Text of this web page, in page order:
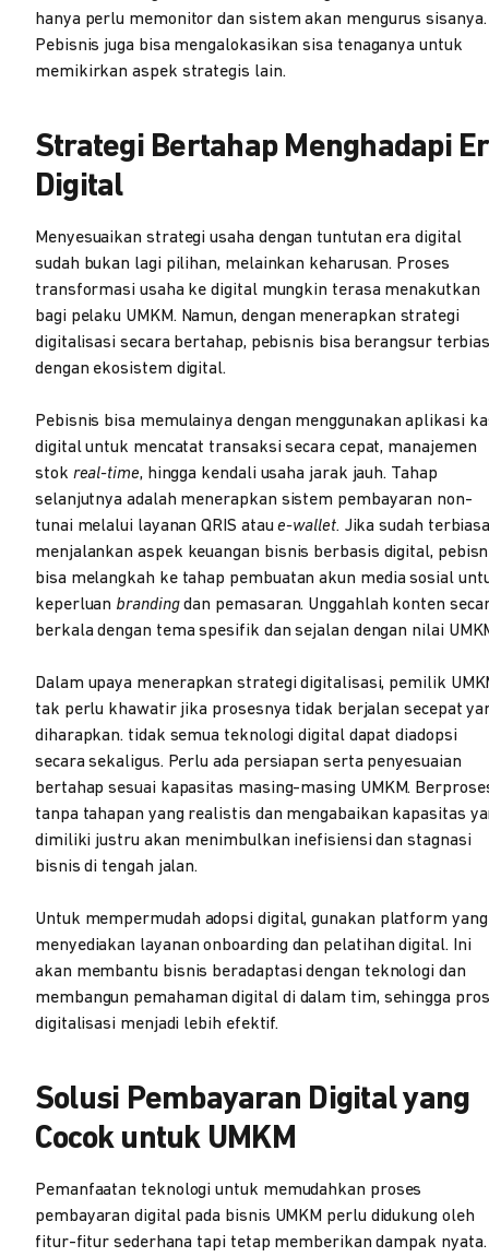
hanya perlu memonitor dan sistem akan mengurus sisanya.
Pebisnis juga bisa mengalokasikan sisa tenaganya untuk
memikirkan aspek strategis lain.
Strategi Bertahap Menghadapi
Digital
Menyesuaikan strategi usaha dengan tuntutan era digital
sudah bukan lagi pilihan, melainkan keharusan. Proses
transformasi usaha ke digital mungkin terasa menakutkan
bagi pelaku UMKM. Namun, dengan menerapkan strategi
digitalisasi secara bertahap, pebisnis bisa berangsur
dengan ekosistem digital.
Pebisnis bisa memulainya dengan menggunakan aplikasi
digital untuk mencatat transaksi secara cepat, manajemen
stok real-time, hingga kendali usaha jarak jauh. Tahap
selanjutnya adalah menerapkan sistem pembayaran non-
tunai melalui layanan QRIS ataue-wallet. Jika sudah
menjalankan aspek keuangan bisnis berbasis digital,
bisa melangkah ke tahap pembuatan akun media sosial
keperluan brandingdan pemasaran. Unggahlah konten
berkala dengan tema spesifik dan sejalan dengan nilai
Dalam upaya menerapkan strategi digitalisasi, pemilik
tak perlu khawatir jika prosesnya tidak berjalan secepat
diharapkan. tidak semua teknologi digital dapat diadopsi
secara sekaligus. Perlu ada persiapan serta penyesuaian
bertahap sesuai kapasitas masing-masing UMKM.
tanpa tahapan yang realistis dan mengabaikan kapasitas
dimiliki justru akan menimbulkan inefisiensi dan stagnasi
bisnis di tengah jalan.
Untuk mempermudah adopsi digital, gunakan platform yang
menyediakan layanan onboarding dan pelatihan digital. Ini
akan membantu bisnis beradaptasi dengan teknologi dan
membangun pemahaman digital di dalam tim, sehingga
digitalisasi menjadi lebih efektif.
Solusi Pembayaran Digital yang
Cocok untuk UMKM
Pemanfaatan teknologi untuk memudahkan proses
pembayaran digital pada bisnis UMKM perlu didukung oleh
fitur-fitur sederhana tapi tetap memberikan dampak nyata.